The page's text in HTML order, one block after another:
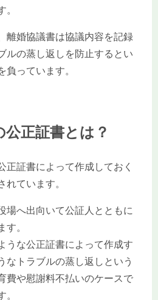
。
離婚協議書は協議内容を記録
ルの蒸し返しを防止するとい
負っています。
公正証書とは？
正証書によって作成しておく
れています。
場へ出向いて公証人とともに
す。
うな公正証書によって作成す
なトラブルの蒸し返しという
費や慰謝料不払いのケースで
。